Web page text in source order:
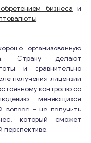
бизнеса и
.
организованную
Страну делают
и сравнительно
получения лицензии
контролю со
меняющихся
вопрос – не получить
который сможет
перспективе.